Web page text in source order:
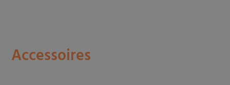
Accessoires